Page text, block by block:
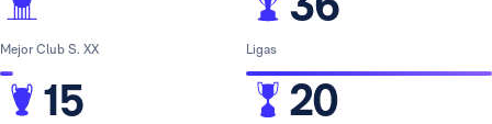
Mejor Club S. XX
15
Ligas
20